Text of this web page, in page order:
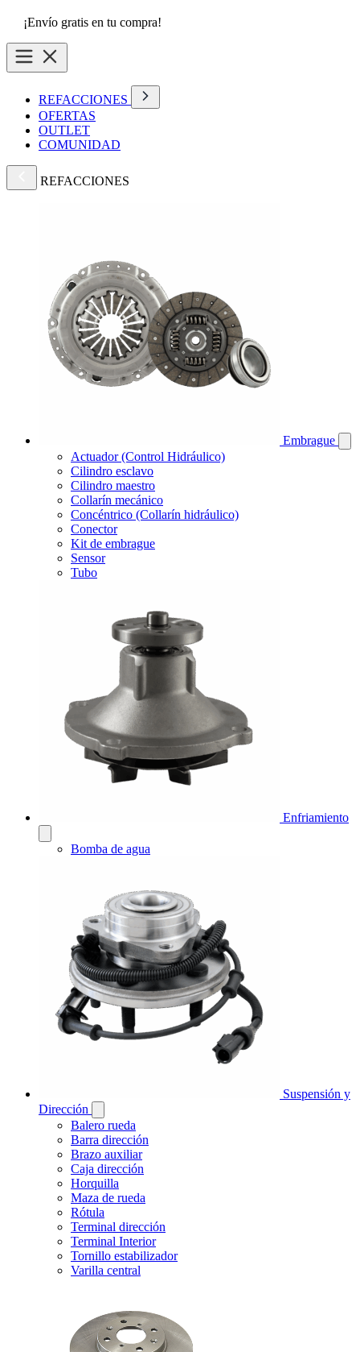
¡Envío gratis en tu compra!
REFACCIONES
OFERTAS
OUTLET
COMUNIDAD
REFACCIONES
Embrague
Actuador (Control Hidráulico)
Cilindro esclavo
Cilindro maestro
Collarín mecánico
Concéntrico (Collarín hidráulico)
Conector
Kit de embrague
Sensor
Tubo
Enfriamiento
Bomba de agua
Suspensión y
Dirección
Balero rueda
Barra dirección
Brazo auxiliar
Caja dirección
Horquilla
Maza de rueda
Rótula
Terminal dirección
Terminal Interior
Tornillo estabilizador
Varilla central